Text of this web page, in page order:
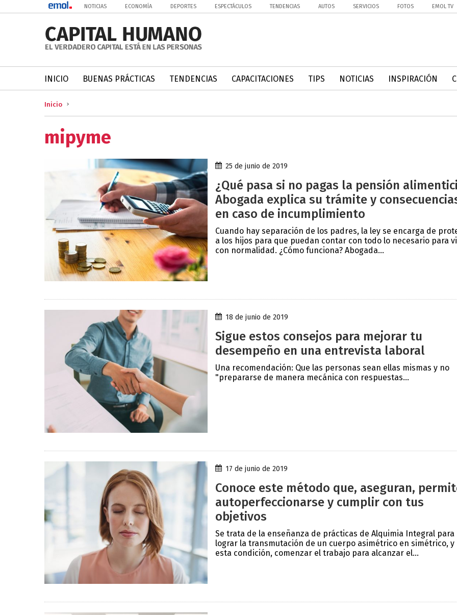
NOTICIAS ECONOMÍA DEPORTES ESPECTÁCULOS TENDENCIAS AUTOS SERVICIOS FOTOS EMOL TV
INICIO BUENAS PRÁCTICAS TENDENCIAS CAPACITACIONES TIPS NOTICIAS INSPIRACIÓN
Inicio
mipyme
25 de junio de 2019
¿Qué pasa si no pagas la pensión
Abogada explica su trámite y
en caso de incumplimiento
Cuando hay separación de los padres, la ley se encarga de
a los hijos para que puedan contar con todo lo necesario para
con normalidad. ¿Cómo funciona? Abogada...
18 de junio de 2019
Sigue estos consejos para mejorar tu
desempeño en una entrevista laboral
Una recomendación: Que las personas sean ellas mismas y no
"prepararse de manera mecánica con respuestas...
17 de junio de 2019
Conoce este método que, aseguran,
autoperfeccionarse y cumplir con tus
objetivos
Se trata de la enseñanza de prácticas de Alquimia Integral para
lograr la transmutación de un cuerpo asimétrico en simétrico, y
esta condición, comenzar el trabajo para alcanzar el...